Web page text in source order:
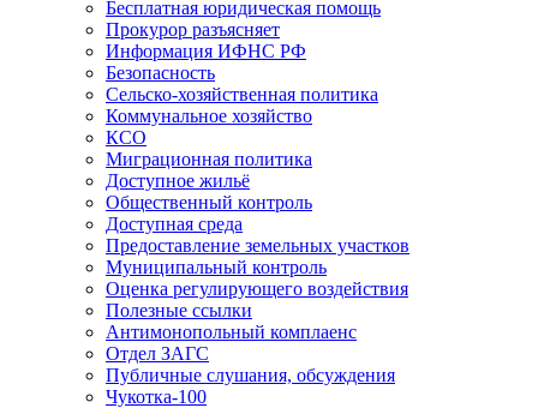
Бесплатная юридическая помощь
Прокурор разъясняет
Информация ИФНС РФ
Безопасность
Сельско-хозяйственная политика
Коммунальное хозяйство
КСО
Миграционная политика
Доступное жильё
Общественный контроль
Доступная среда
Предоставление земельных участков
Муниципальный контроль
Оценка регулирующего воздействия
Полезные ссылки
Антимонопольный комплаенс
Отдел ЗАГС
Публичные слушания, обсуждения
Чукотка-100